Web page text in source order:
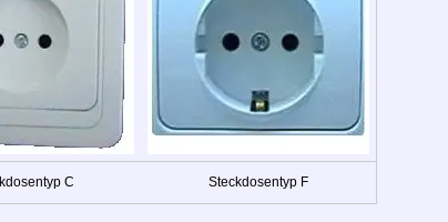
C Steckdosentyp F